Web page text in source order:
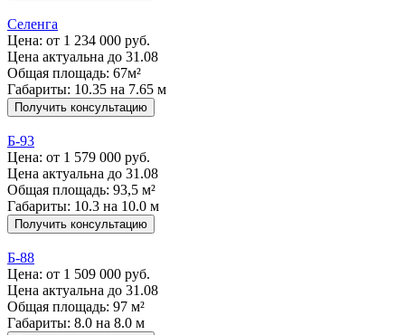
Селенга
Цена: от 1 234 000 руб.
Цена актуальна до 31.08
Общая площадь: 67м²
Габариты: 10.35 на 7.65 м
Получить консультацию
Б-93
Цена: от 1 579 000 руб.
Цена актуальна до 31.08
Общая площадь: 93,5 м²
Габариты: 10.3 на 10.0 м
Получить консультацию
Б-88
Цена: от 1 509 000 руб.
Цена актуальна до 31.08
Общая площадь: 97 м²
Габариты: 8.0 на 8.0 м